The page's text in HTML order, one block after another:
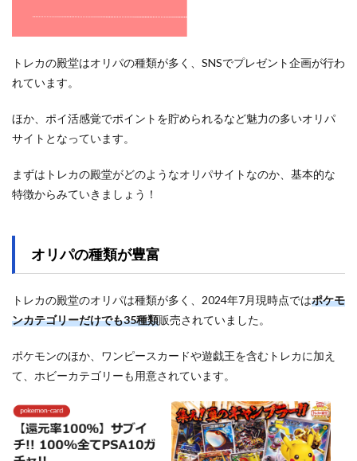
トレカの殿堂はオリパの種類が多く、SNSでプレゼント企画が行わ
れています。
ほか、ポイ活感覚でポイントを貯められるなど魅力の多いオリパ
サイトとなっています。
まずはトレカの殿堂がどのようなオリパサイトなのか、基本的な
特徴からみていきましょう！
オリパの種類が豊富
トレカの殿堂のオリパは種類が多く、2024年7月現時点ではポケモ
ンカテゴリーだけでも35種類販売されていました。
ポケモンのほか、ワンピースカードや遊戯王を含むトレカに加え
て、ホビーカテゴリーも用意されています。